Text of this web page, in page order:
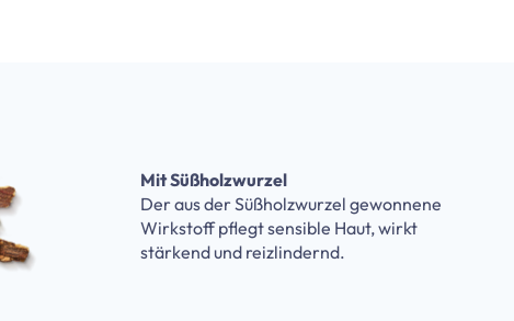
Mit Süßholzwurzel
Der aus der Süßholzwurzel gewonnene
Wirkstoff pflegt sensible Haut, wirkt
stärkend und reizlindernd.